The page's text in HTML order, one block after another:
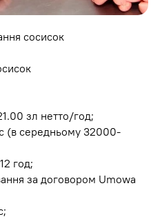
сосисок
зл нетто/год;
(в середньому 32000-
год;
за договором Umowa